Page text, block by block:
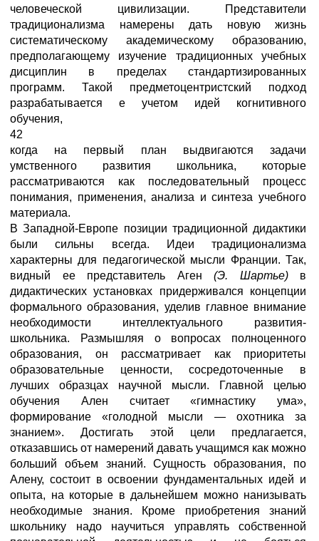
человеческой цивилизации. Представители
традиционализма намерены дать новую жизнь
систематическому академическому образованию,
предполагающему изучение традиционных учебных
дисциплин в пределах стандартизированных
программ. Такой предметоцентристский подход
разрабатывается е учетом идей когнитивного
обучения,
42
когда на первый план выдвигаются задачи
умственного развития школьника, которые
рассматриваются как последовательный процесс
понимания, применения, анализа и синтеза учебного
материала.
В Западной-Европе позиции традиционной дидактики
были сильны всегда. Идеи традиционализма
характерны для педагогической мысли Франции. Так,
видный ее представитель Аген (Э. Шартье)в
дидактических установках придерживался концепции
формального образования, уделив главное внимание
необходимости интеллектуального развития-
школьника. Размышляя о вопросах полноценного
образования, он рассматривает как приоритеты
образовательные ценности, сосредоточенные в
лучших образцах научной мысли. Главной целью
обучения Ален считает «гимнастику ума»,
формирование «голодной мысли — охотника за
знанием». Достигать этой цели предлагается,
отказавшись от намерений давать учащимся как можно
больший объем знаний. Сущность образования, по
Алену, состоит в освоении фундаментальных идей и
опыта, на которые в дальнейшем можно нанизывать
необходимые знания. Кроме приобретения знаний
школьнику надо научиться управлять собственной